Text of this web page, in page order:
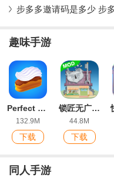
步多多邀请码是多少 步
趣味手游
Perfect Cream完美奶油官方版
132.9M
下载
锁匠无广告版
44.8M
下载
同人手游